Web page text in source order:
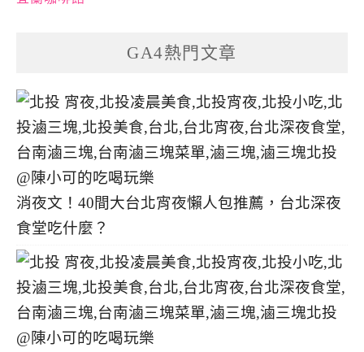
GA4熱門文章
消夜文！40間大台北宵夜懶人包推薦，台北深夜
食堂吃什麼？